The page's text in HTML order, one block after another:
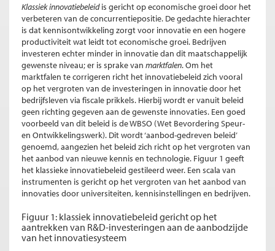
Klassiek innovatiebeleidis gericht op economische groei door het
verbeteren van de concurrentiepositie. De gedachte hierachter
is dat kennisontwikkeling zorgt voor innovatie en een hogere
productiviteit wat leidt tot economische groei. Bedrijven
investeren echter minder in innovatie dan dit maatschappelijk
gewenste niveau; er is sprake van marktfalen. Om het
marktfalen te corrigeren richt het innovatiebeleid zich vooral
op het vergroten van de investeringen in innovatie door het
bedrijfsleven via fiscale prikkels. Hierbij wordt er vanuit beleid
geen richting gegeven aan de gewenste innovaties. Een goed
voorbeeld van dit beleid is de WBSO (Wet Bevordering Speur-
en Ontwikkelingswerk). Dit wordt ‘aanbod-gedreven beleid’
genoemd, aangezien het beleid zich richt op het vergroten van
het aanbod van nieuwe kennis en technologie. Figuur 1 geeft
het klassieke innovatiebeleid gestileerd weer. Een scala van
instrumenten is gericht op het vergroten van het aanbod van
innovaties door universiteiten, kennisinstellingen en bedrijven.
Figuur 1: klassiek innovatiebeleid gericht op het
aantrekken van R&D-investeringen aan de aanbodzijde
van het innovatiesysteem